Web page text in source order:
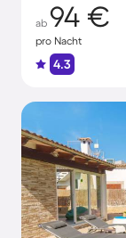
ab 94 €
pro Nacht
4.3